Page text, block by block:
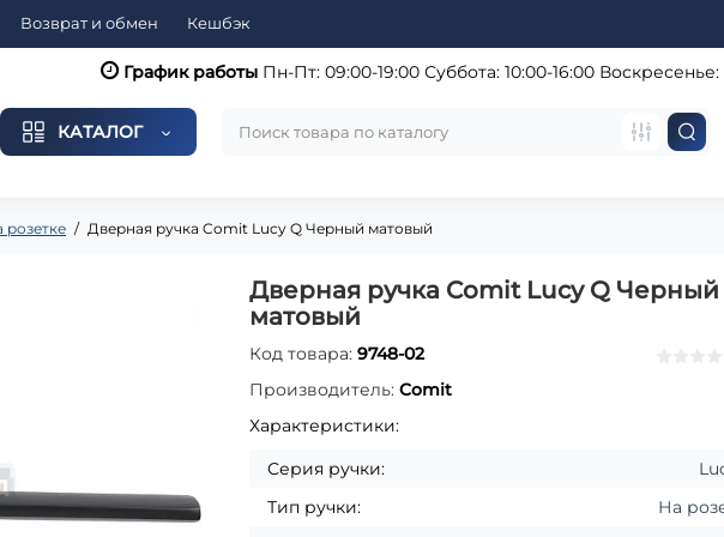
Возврат и обмен Кешбэк
КАТАЛОГ
График работыПн-Пт: 09:00-19:00Суббота: 10:00-16:00Воскресенье:
розетке Дверная ручка Comit Lucy Q Черный матовый
Дверная ручка Comit Lucy Q Черный
матовый
Код товара:9748-02
Производитель:Comit
Характеристики:
Серия ручки:
Тип ручки:
На